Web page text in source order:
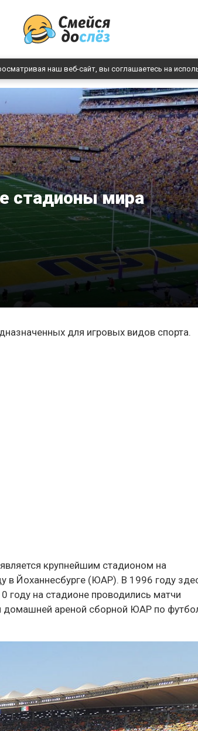
наш веб-сайт, вы соглашаетесь на
стадионы мира
для игровых видов спорта.
крупнейшим стадионом на
в Йоханнесбурге (ЮАР). В 1996 году
году на стадионе проводились матчи
домашней ареной сборной ЮАР по